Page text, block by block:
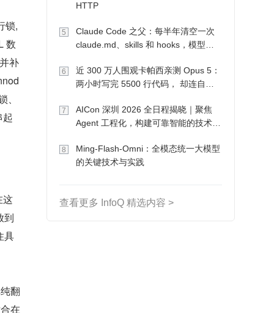
锁,
数
补
起
这
到
具
翻
在
HTTP
5
Claude Code 之父：每半年清空一次
claude.md、skills 和 hooks，模型自
6
近 300 万人围观卡帕西亲测 Opus 5：
两小时写完 5500 行代码， 却连自己
7
AICon 深圳 2026 全日程揭晓｜聚焦
Agent 工程化，构建可靠智能的技术路
8
Ming-Flash-Omni：全模态统一大模型
的关键技术与实践
查看更多 InfoQ 精选内容 >